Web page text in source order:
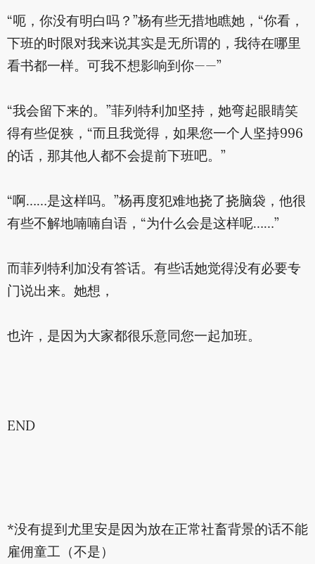
“呃，你没有明白吗？”杨有些无措地瞧她，“你看，
下班的时限对我来说其实是无所谓的，我待在哪里
看书都一样。可我不想影响到你——”
“我会留下来的。”菲列特利加坚持，她弯起眼睛笑
得有些促狭，“而且我觉得，如果您一个人坚持996
的话，那其他人都不会提前下班吧。”
“啊……是这样吗。”杨再度犯难地挠了挠脑袋，他很
有些不解地喃喃自语，“为什么会是这样呢……”
而菲列特利加没有答话。有些话她觉得没有必要专
门说出来。她想，
也许，是因为大家都很乐意同您一起加班。
END
*没有提到尤里安是因为放在正常社畜背景的话不能
雇佣童工（不是）